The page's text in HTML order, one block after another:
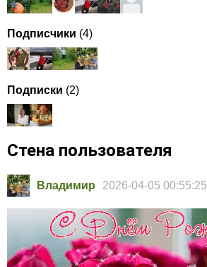
Подписчики (4)
Подписки (2)
Стена пользователя
Владимир 2026-04-05 00:55:25